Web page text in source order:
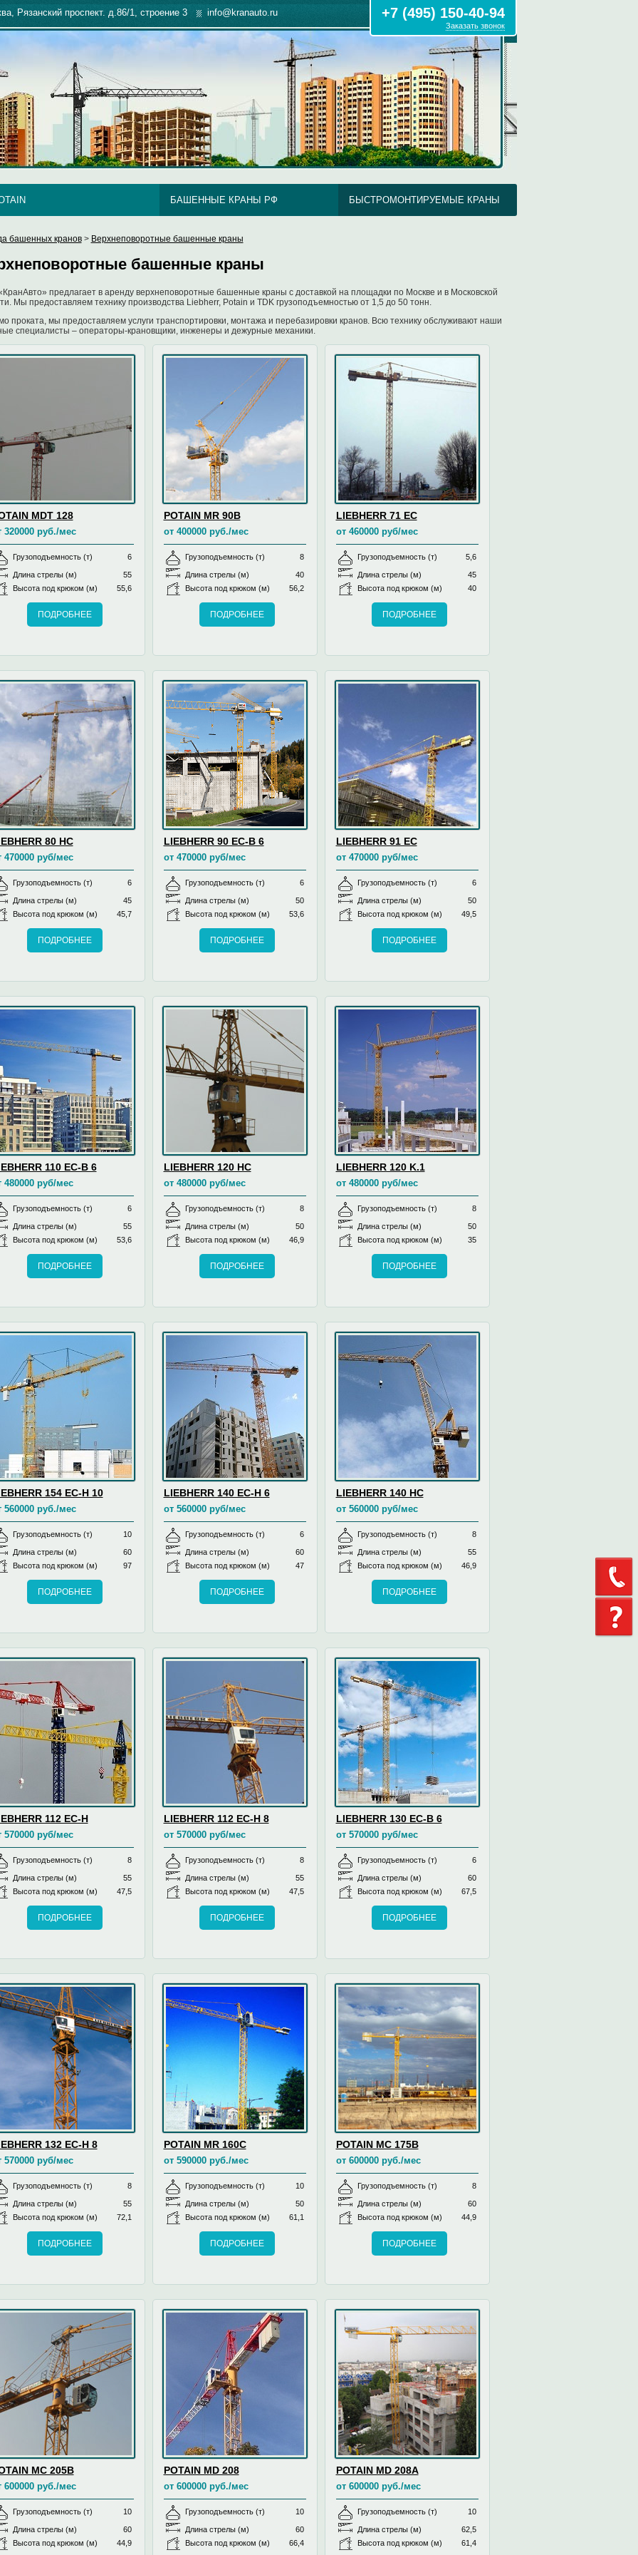
Рязанский проспект. д.86/1, строение 3 info@kranauto.ru +7 (495) 150-40-94
Заказать звонок
БАШЕННЫЕ КРАНЫ РФ БЫСТРОМОНТИРУЕМЫЕ КРАНЫ
башенных кранов> Верхнеповоротные башенные краны
башенные краны
предлагает в аренду верхнеповоротные башенные краны с доставкой на площадки по Москве и в Московской
Мы предоставляем технику производства Liebherr, Potain и TDK грузоподъемностью от 1,5 до 50 тонн.
проката, мы предоставляем услуги транспортировки, монтажа и перебазировки кранов. Всю технику обслуживают наши
специалисты – операторы-крановщики, инженеры и дежурные механики.
MDT 128
320000 руб./мес
Грузоподъемность (т) 6
Длина стрелы (м)
55
Высота под крюком (м)
55,6
ПОДРОБНЕЕ
POTAIN MR 90B
от 400000 руб./мес
Грузоподъемность (т) 8
Длина стрелы (м)
40
Высота под крюком (м)
56,2
ПОДРОБНЕЕ
LIEBHERR 71 EC
от 460000 руб/мес
Грузоподъемность (т) 5,6
Длина стрелы (м)
45
Высота под крюком (м)
40
ПОДРОБНЕЕ
80 HC
470000 руб/мес
Грузоподъемность (т) 6
Длина стрелы (м)
45
Высота под крюком (м)
45,7
ПОДРОБНЕЕ
LIEBHERR 90 EC-B 6
от 470000 руб/мес
Грузоподъемность (т) 6
Длина стрелы (м)
50
Высота под крюком (м)
53,6
ПОДРОБНЕЕ
LIEBHERR 91 EC
от 470000 руб/мес
Грузоподъемность (т) 6
Длина стрелы (м)
50
Высота под крюком (м)
49,5
ПОДРОБНЕЕ
110 EC-B 6
480000 руб/мес
Грузоподъемность (т) 6
Длина стрелы (м)
55
Высота под крюком (м)
53,6
ПОДРОБНЕЕ
LIEBHERR 120 HC
от 480000 руб/мес
Грузоподъемность (т) 8
Длина стрелы (м)
50
Высота под крюком (м)
46,9
ПОДРОБНЕЕ
LIEBHERR 120 K.1
от 480000 руб/мес
Грузоподъемность (т) 8
Длина стрелы (м)
50
Высота под крюком (м)
35
ПОДРОБНЕЕ
154 EC-H 10
560000 руб./мес
Грузоподъемность (т) 10
Длина стрелы (м)
60
Высота под крюком (м)
97
ПОДРОБНЕЕ
LIEBHERR 140 EC-H 6
от 560000 руб/мес
Грузоподъемность (т) 6
Длина стрелы (м)
60
Высота под крюком (м)
47
ПОДРОБНЕЕ
LIEBHERR 140 HC
от 560000 руб/мес
Грузоподъемность (т) 8
Длина стрелы (м)
55
Высота под крюком (м)
46,9
ПОДРОБНЕЕ
112 EC-H
570000 руб/мес
Грузоподъемность (т) 8
Длина стрелы (м)
55
Высота под крюком (м)
47,5
ПОДРОБНЕЕ
LIEBHERR 112 EC-H 8
от 570000 руб/мес
Грузоподъемность (т) 8
Длина стрелы (м)
55
Высота под крюком (м)
47,5
ПОДРОБНЕЕ
LIEBHERR 130 EC-B 6
от 570000 руб/мес
Грузоподъемность (т) 6
Длина стрелы (м)
60
Высота под крюком (м)
67,5
ПОДРОБНЕЕ
132 EC-H 8
570000 руб/мес
Грузоподъемность (т) 8
Длина стрелы (м)
55
Высота под крюком (м)
72,1
ПОДРОБНЕЕ
POTAIN MR 160C
от 590000 руб./мес
Грузоподъемность (т) 10
Длина стрелы (м)
50
Высота под крюком (м)
61,1
ПОДРОБНЕЕ
POTAIN MC 175B
от 600000 руб./мес
Грузоподъемность (т) 8
Длина стрелы (м)
60
Высота под крюком (м)
44,9
ПОДРОБНЕЕ
MC 205B
600000 руб./мес
Грузоподъемность (т) 10
Длина стрелы (м)
60
Высота под крюком (м)
44,9
POTAIN MD 208
от 600000 руб./мес
Грузоподъемность (т) 10
Длина стрелы (м)
60
Высота под крюком (м)
66,4
POTAIN MD 208A
от 600000 руб./мес
Грузоподъемность (т) 10
Длина стрелы (м)
62,5
Высота под крюком (м)
61,4